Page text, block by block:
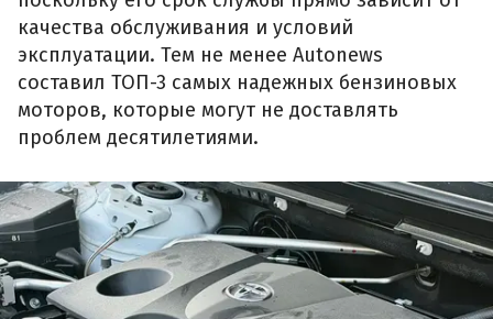
качества обслуживания и условий
эксплуатации. Тем не менее Autonews
составил ТОП-3 самых надежных бензиновых
моторов, которые могут не доставлять
проблем десятилетиями.